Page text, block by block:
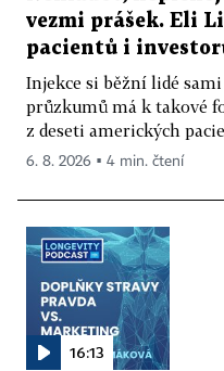
vezmi prášek. Eli
pacientů i
Injekce si běžní lidé
průzkumů má k takové
z deseti amerických
6. 8. 2026 ▪ 4 min. čtení
16:13